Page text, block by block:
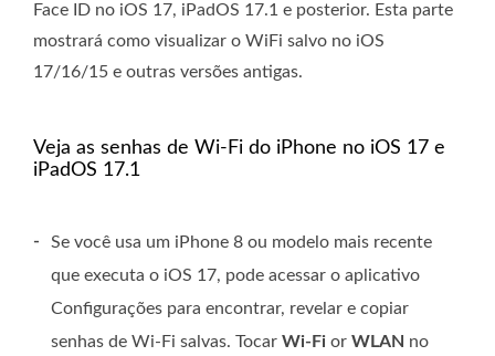
Face ID no iOS 17, iPadOS 17.1 e posterior. Esta parte
mostrará como visualizar o WiFi salvo no iOS
17/16/15 e outras versões antigas.
Veja as senhas de Wi-Fi do iPhone no iOS 17 e
iPadOS 17.1
-
Se você usa um iPhone 8 ou modelo mais recente
que executa o iOS 17, pode acessar o aplicativo
Configurações para encontrar, revelar e copiar
senhas de Wi-Fi salvas. Tocar Wi-Fi or WLAN no